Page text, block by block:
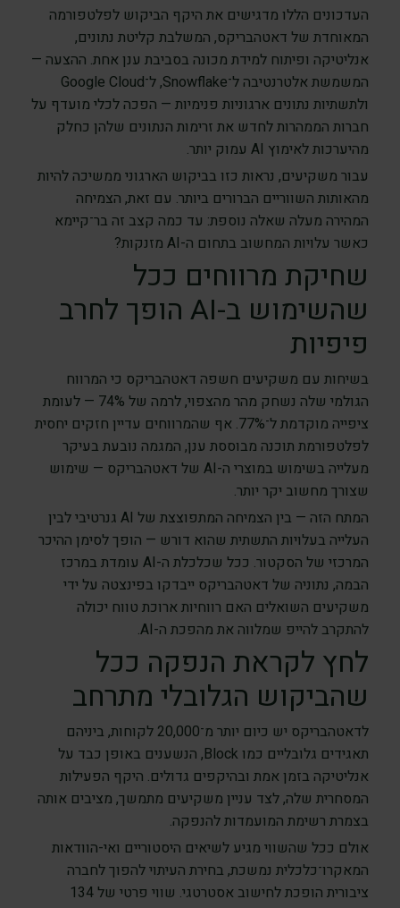
העדכונים הללו מדגישים את היקף הביקוש לפלטפורמה
המאוחדת של דאטהבריקס, המשלבת קליטת נתונים,
אנליטיקה ופיתוח למידת מכונה בסביבת ענן אחת. ההצעה —
המשמשת אלטרנטיבה ל־Snowflake, ל־Google Cloud
ולתשתיות נתונים ארגוניות פנימיות — הפכה לכלי מועדף על
חברות הממהרות לחדש את זרימות הנתונים שלהן כחלק
מהיערכות לאימוץ AI עמוק יותר.
עבור משקיעים, נראות כזו בביקוש הארגוני ממשיכה להיות
מהאותות השווריים הברורים ביותר. עם זאת, הצמיחה
המהירה מעלה שאלה נוספת: עד כמה קצב זה בר־קיימא
כאשר עלויות המחשוב בתחום ה-AI מזנקות?
שחיקת מרווחים ככל
שהשימוש ב-AI הופך לחרב
פיפיות
בשיחות עם משקיעים חשפה דאטהבריקס כי המרווח
הגולמי שלה נשחק מהר מהצפוי, לרמה של 74% — לעומת
ציפייה מוקדמת ל־77%. אף שהמרווחים עדיין חזקים יחסית
לפלטפורמת תוכנה מבוססת ענן, המגמה נובעת בעיקר
מעלייה בשימוש במוצרי ה-AI של דאטהבריקס — שימוש
שצורך מחשוב יקר יותר.
המתח הזה — בין הצמיחה המתפוצצת של AI גנרטיבי לבין
העלייה בעלויות התשתית שהוא דורש — הופך לסימן ההיכר
המרכזי של הסקטור. ככל שכלכלת ה-AI עומדת במרכז
הבמה, נתוניה של דאטהבריקס ייבדקו בפינצטה על ידי
משקיעים השואלים האם רווחיות ארוכת טווח יכולה
להתקרב להייפ שמלווה את מהפכת ה-AI.
לחץ לקראת הנפקה ככל
שהביקוש הגלובלי מתרחב
לדאטהבריקס יש כיום יותר מ־20,000 לקוחות, ביניהם
תאגידים גלובליים כמו Block, הנשענים באופן כבד על
אנליטיקה בזמן אמת ובהיקפים גדולים. היקף הפעילות
המסחרית שלה, לצד עניין משקיעים מתמשך, מציבים אותה
בצמרת רשימת המועמדות להנפקה.
אולם ככל שהשווי מגיע לשיאים היסטוריים ואי-הוודאות
המאקרו־כלכלית נמשכת, בחירת העיתוי להפוך לחברה
ציבורית הופכת לחישוב אסטרטגי. שווי פרטי של 134